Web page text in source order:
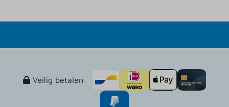
Veilig betalen